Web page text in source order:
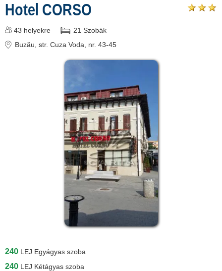
Hotel CORSO
43 helyekre 21 Szobák
Buzău , str. Cuza Voda, nr. 43-45
240 LEJ Egyágyas szoba
240 LEJ Kétágyas szoba